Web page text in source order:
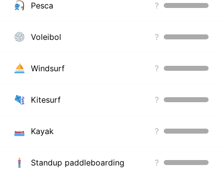
Pesca ?
Voleibol ?
Windsurf ?
Kitesurf ?
Kayak ?
Standup paddleboarding ?